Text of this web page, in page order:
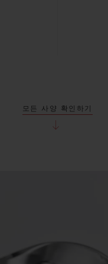
모든 사양 확인하기